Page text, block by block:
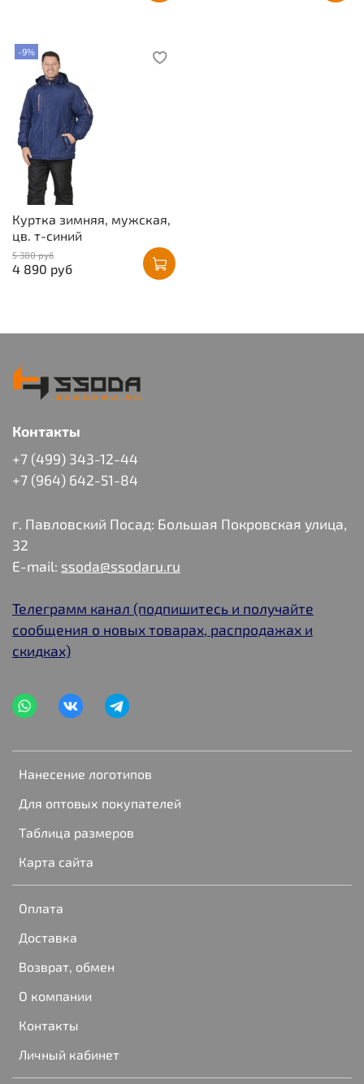
-9%
Куртка зимняя, мужская,
цв. т-синий
5 380 руб
4 890 руб
Нанесение логотипов
Для оптовых покупателей
Таблица размеров
Карта сайта
Оплата
Доставка
Возврат, обмен
О компании
Контакты
Личный кабинет
Контакты
+7 (499) 343-12-44
+7 (964) 642-51-84
г. Павловский Посад: Большая Покровская улица,
32
E-mail: ssoda@ssodaru.ru
Телеграмм канал (подпишитесь и получайте
сообщения о новых товарах, распродажах и
скидках)